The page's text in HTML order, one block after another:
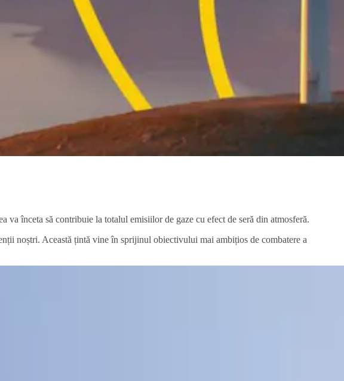
înceta să contribuie la totalul emisiilor de gaze cu efect de seră din atmosferă.
noștri. Această țintă vine în sprijinul obiectivului mai ambițios de combatere a